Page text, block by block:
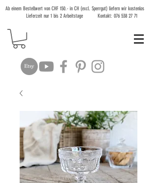
Ab einem Bestellwert von CHF 150.- in CH (excl. Sperrgut) liefern wir kostenlos
Lieferzeit nur 1 bis 2 Arbeitstage Kontakt: 076 538 27 71